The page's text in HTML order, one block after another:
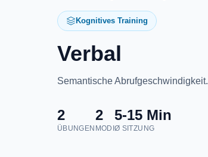
Kognitives Training
Verbal
Semantische Abrufgeschwindigkeit.
2
ÜBUNGEN
2
MODI
5-15 Min
Ø SITZUNG